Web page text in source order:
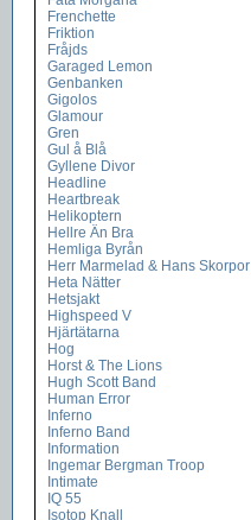
Frenchette
Friktion
Fråjds
Garaged Lemon
Genbanken
Gigolos
Glamour
Gren
Gul å Blå
Gyllene Divor
Headline
Heartbreak
Helikoptern
Hellre Än Bra
Hemliga Byrån
Herr Marmelad & Hans Skorpor
Heta Nätter
Hetsjakt
Highspeed V
Hjärtätarna
Hog
Horst & The Lions
Hugh Scott Band
Human Error
Inferno
Inferno Band
Information
Ingemar Bergman Troop
Intimate
IQ 55
Isotop Knall